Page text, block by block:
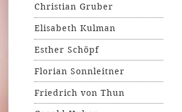
Christian Gruber
Elisabeth Kulman
Esther Schöpf
Florian Sonnleitner
Friedrich von Thun